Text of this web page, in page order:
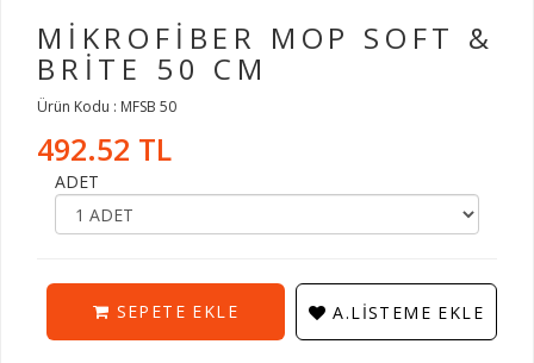
MİKROFİBER MOP SOFT &
BRİTE 50 CM
Ürün Kodu : MFSB 50
492.52 TL
ADET
SEPETE EKLE A.LISTEME EKLE